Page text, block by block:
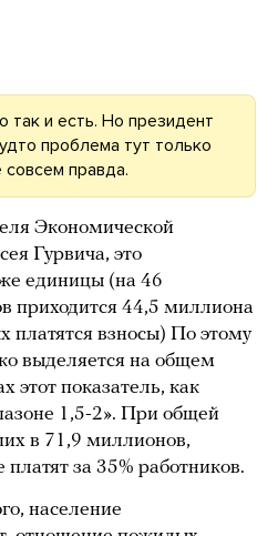
так и есть. Но президент
проблема тут только
правда.
Экономической
Гурвича, это
единицы (на 46
приходится 44,5 миллиона
платятся взносы) По этому
выделяется на общем
этот показатель, как
1,5-2». При общей
в 71,9 миллионов,
платят за 35% работников.
население